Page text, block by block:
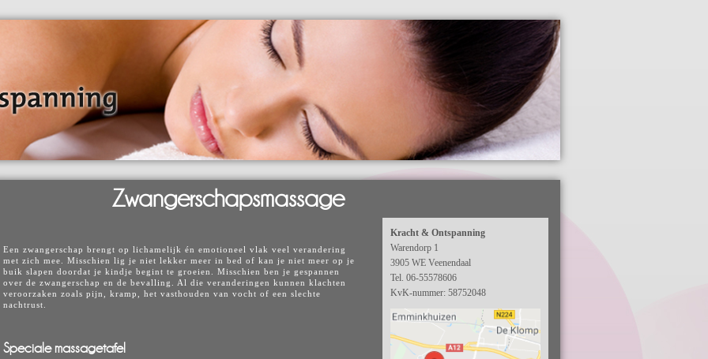
Zwangerschapsmassage
Een zwangerschap brengt op lichamelijk én emotioneel vlak veel verandering
met zich mee. Misschien lig je niet lekker meer in bed of kan je niet meer op je
buik slapen doordat je kindje begint te groeien. Misschien ben je gespannen
over de zwangerschap en de bevalling. Al die veranderingen kunnen klachten
veroorzaken zoals pijn, kramp, het vasthouden van vocht of een slechte
nachtrust.
Speciale massagetafel
Kracht & Ontspanning
Warendorp 1
3905 WE Veenendaal
Tel. 06-55578606
KvK-nummer: 58752048